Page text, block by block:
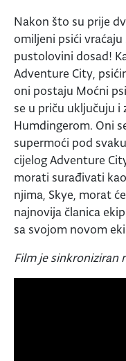
Nakon što su prije
omiljeni psići
pustolovini dosad!
Adventure City,
oni postaju Moćni
se u priču uključuju i
Humdingerom. Oni
supermoći pod
cijelog Adventure
morati surađivati
njima, Skye, morat
najnovija članica
sa svojom novom
Film je sinkroniziran